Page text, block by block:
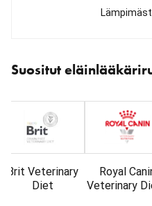
Suositut
karuselli
: Tuotemerkit
Brit Veterinary
Diet
Royal
Veterinary